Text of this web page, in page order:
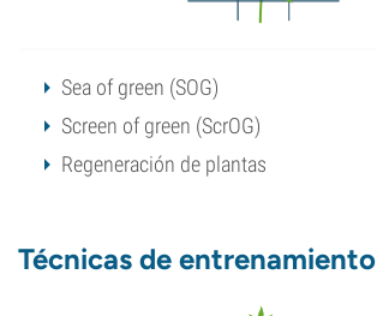
Sea of green (SOG)
Screen of green (ScrOG)
Regeneración de plantas
Técnicas de entrenamiento